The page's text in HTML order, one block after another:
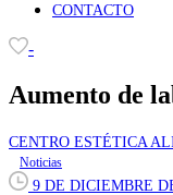
CONTACTO
-
Aumento de
CENTRO ESTÉTICA
Noticias
9 DE DICIEMBRE